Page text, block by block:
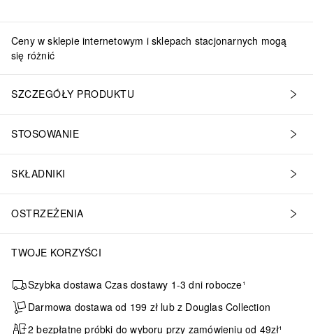
Ceny w sklepie internetowym i sklepach stacjonarnych mogą
się różnić
SZCZEGÓŁY PRODUKTU
STOSOWANIE
SKŁADNIKI
OSTRZEŻENIA
TWOJE KORZYŚCI
Szybka dostawa Czas dostawy 1-3 dni robocze¹
Darmowa dostawa od 199 zł lub z Douglas Collection
2 bezpłatne próbki do wyboru przy zamówieniu od 49zł¹